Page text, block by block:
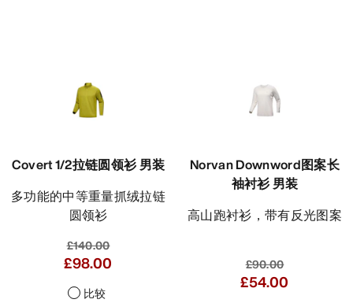
Covert 1/2拉链圆领衫 男装
多功能的中等重量抓绒拉链
圆领衫
£140.00
£98.00
比较
Norvan Downword图案长
袖衬衫 男装
高山跑衬衫，带有反光图案
£90.00
£54.00